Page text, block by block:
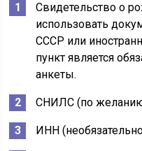
Свидетельство о
использовать
СССР или
пункт является
анкеты.
СНИЛС (по
ИНН